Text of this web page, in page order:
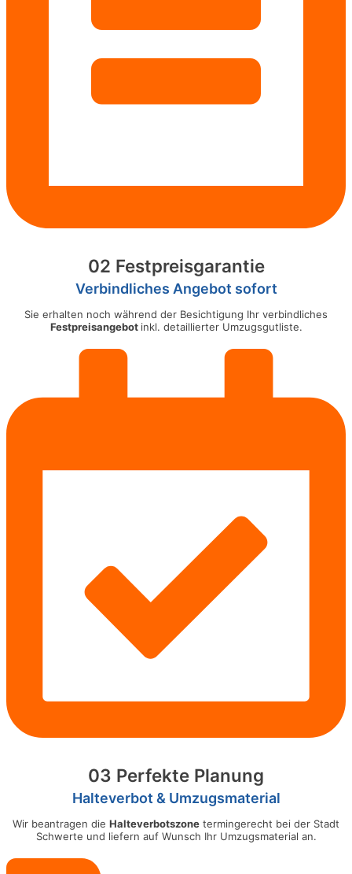
02 Festpreisgarantie
Verbindliches Angebot sofort
Sie erhalten noch während der Besichtigung Ihr verbindliches
Festpreisangebot inkl. detaillierter Umzugsgutliste.
03 Perfekte Planung
Halteverbot & Umzugsmaterial
Wir beantragen die Halteverbotszone termingerecht bei der Stadt
Schwerte und liefern auf Wunsch Ihr Umzugsmaterial an.